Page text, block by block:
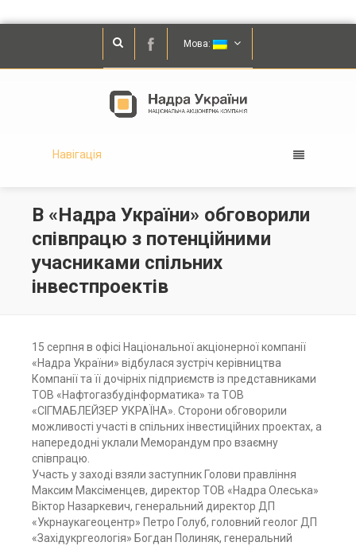
Мова:
Навігація
В «Надра України» обговорили
співпрацю з потенційними
учасниками спільних
інвестпроектів
15 серпня в офісі Національної акціонерної компанії
«Надра України» відбулася зустріч керівництва
Компанії та її дочірніх підприємств із представниками
ТОВ «Нафтогазбудінформатика» та ТОВ
«СІГМАБЛЕЙЗЕР УКРАЇНА». Сторони обговорили
можливості участі в спільних інвестиційних проектах, а
напередодні уклали Меморандум про взаємну
співпрацю.
Участь у заході взяли заступник Голови правління
Максим Максіменцев, директор ТОВ «Надра Олеська»
Віктор Назаркевич, генеральний директор ДП
«Укрнаукагеоцентр» Петро Голуб, головний геолог ДП
«Західукргеологія» Богдан Полиняк, генеральний